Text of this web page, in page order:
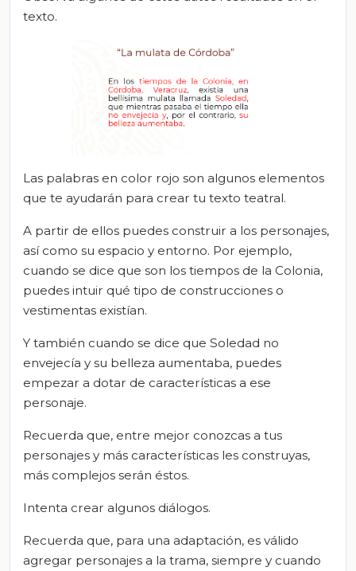
texto.
Las palabras en color rojo son algunos elementos
que te ayudarán para crear tu texto teatral.
A partir de ellos puedes construir a los personajes,
así como su espacio y entorno. Por ejemplo,
cuando se dice que son los tiempos de la Colonia,
puedes intuir qué tipo de construcciones o
vestimentas existían.
Y también cuando se dice que Soledad no
envejecía y su belleza aumentaba, puedes
empezar a dotar de características a ese
personaje.
Recuerda que, entre mejor conozcas a tus
personajes y más características les construyas,
más complejos serán éstos.
Intenta crear algunos diálogos.
Recuerda que, para una adaptación, es válido
agregar personajes a la trama, siempre y cuando